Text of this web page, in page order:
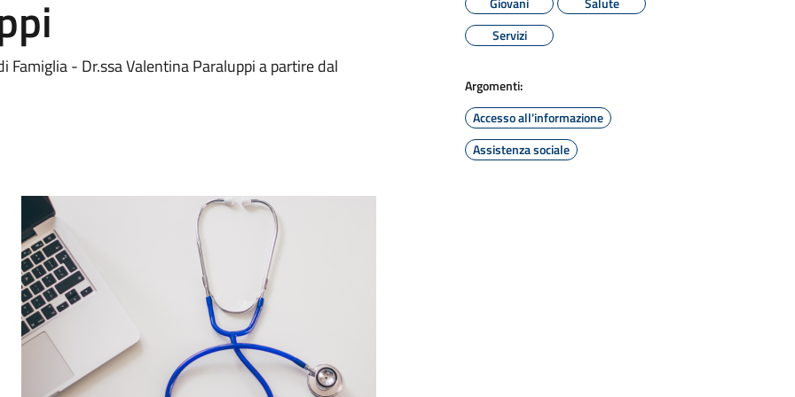
- Dr.ssa Valentina Paraluppi a partire dal
Servizi
Argomenti:
Accesso all'informazione
Assistenza sociale